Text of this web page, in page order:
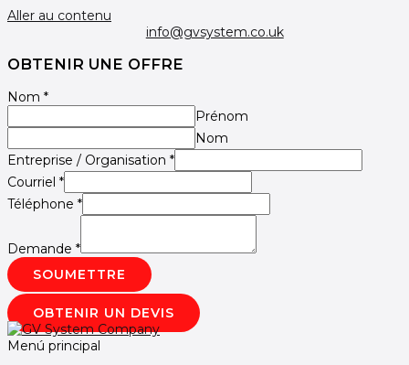
Aller au contenu
info@gvsystem.co.uk
OBTENIR UNE OFFRE
Nom *
Prénom
Nom
Entreprise / Organisation *
Courriel *
Téléphone *
Demande *
SOUMETTRE
OBTENIR UN DEVIS
Menú principal